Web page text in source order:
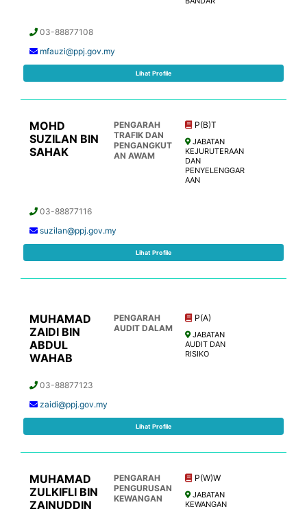
03-88877108
mfauzi@ppj.gov.my
Lihat Profile
MOHD
SUZILAN BIN
SAHAK
PENGARAH
TRAFIK DAN
PENGANGKUT
AN AWAM
P(B)T
JABATAN
KEJURUTERAAN
DAN
PENYELENGGAR
AAN
03-88877116
suzilan@ppj.gov.my
Lihat Profile
MUHAMAD
ZAIDI BIN
ABDUL
WAHAB
PENGARAH
AUDIT DALAM
P(A)
JABATAN
AUDIT DAN
RISIKO
03-88877123
zaidi@ppj.gov.my
Lihat Profile
MUHAMAD
ZULKIFLI BIN
ZAINUDDIN
PENGARAH
PENGURUSAN
KEWANGAN
P(W)W
JABATAN
KEWANGAN